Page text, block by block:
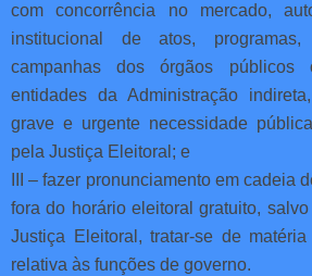
com concorrência no mercado,
institucional de atos,
campanhas dos órgãos públicos
entidades da Administração
grave e urgente necessidade
pela Justiça Eleitoral; e
III – fazer pronunciamento em cadeia
fora do horário eleitoral gratuito,
Justiça Eleitoral, tratar-se de
relativa às funções de governo.